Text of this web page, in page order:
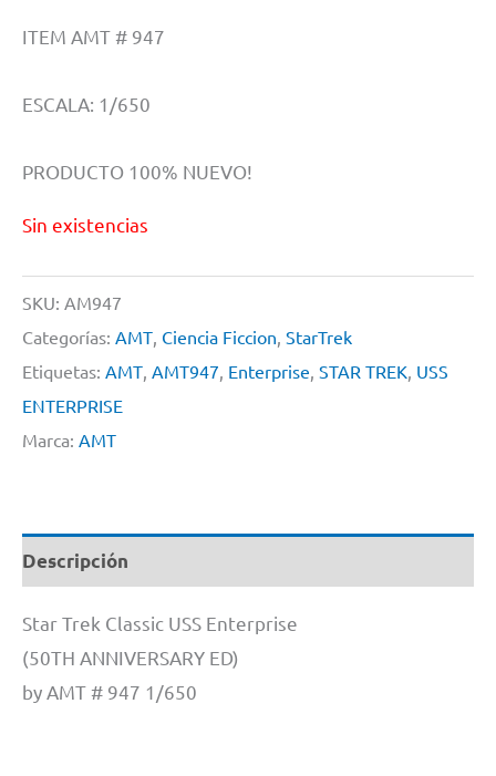
ITEM AMT # 947
ESCALA: 1/650
PRODUCTO 100% NUEVO!
Sin existencias
SKU: AM947
Categorías: AMT Ciencia Ficcion StarTrek
Etiquetas: AMT AMT947 Enterprise STAR TREK USS
ENTERPRISE
Marca: AMT
Descripción
Star Trek Classic USS Enterprise
(50TH ANNIVERSARY ED)
by AMT # 947 1/650